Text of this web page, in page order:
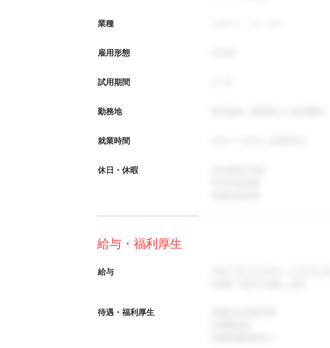
業種
雇用形態
試用期間
勤務地
就業時間
休日・休暇
給与・福利厚生
給与
待遇・福利厚生